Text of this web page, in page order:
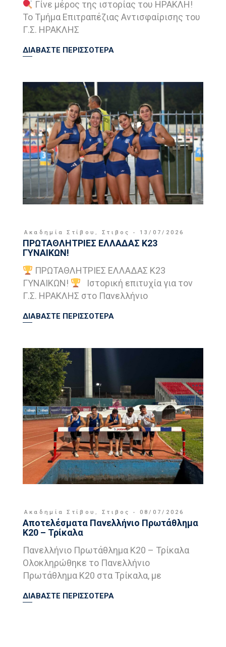
Γίνε μέρος της ιστορίας του ΗΡΑΚΛΗ!
Το Τμήμα Επιτραπέζιας Αντισφαίρισης του
Γ.Σ. ΗΡΑΚΛΗΣ
ΔΙΑΒΑΣΤΕ ΠΕΡΙΣΣΟΤΕΡΑ
Ακαδημία Στίβου , Στιβος 13/07/2026
ΠΡΩΤΑΘΛΗΤΡΙΕΣ ΕΛΛΑΔΑΣ Κ23
ΓΥΝΑΙΚΩΝ!
ΠΡΩΤΑΘΛΗΤΡΙΕΣ ΕΛΛΑΔΑΣ Κ23
ΓΥΝΑΙΚΩΝ!
Ιστορική επιτυχία για τον
Γ.Σ. ΗΡΑΚΛΗΣ στο Πανελλήνιο
ΔΙΑΒΑΣΤΕ ΠΕΡΙΣΣΟΤΕΡΑ
Ακαδημία Στίβου , Στιβος 08/07/2026
Αποτελέσματα Πανελλήνιο Πρωτάθλημα
Κ20 – Τρίκαλα
Πανελλήνιο Πρωτάθλημα Κ20 – Τρίκαλα
Ολοκληρώθηκε το Πανελλήνιο
Πρωτάθλημα Κ20 στα Τρίκαλα, με
ΔΙΑΒΑΣΤΕ ΠΕΡΙΣΣΟΤΕΡΑ